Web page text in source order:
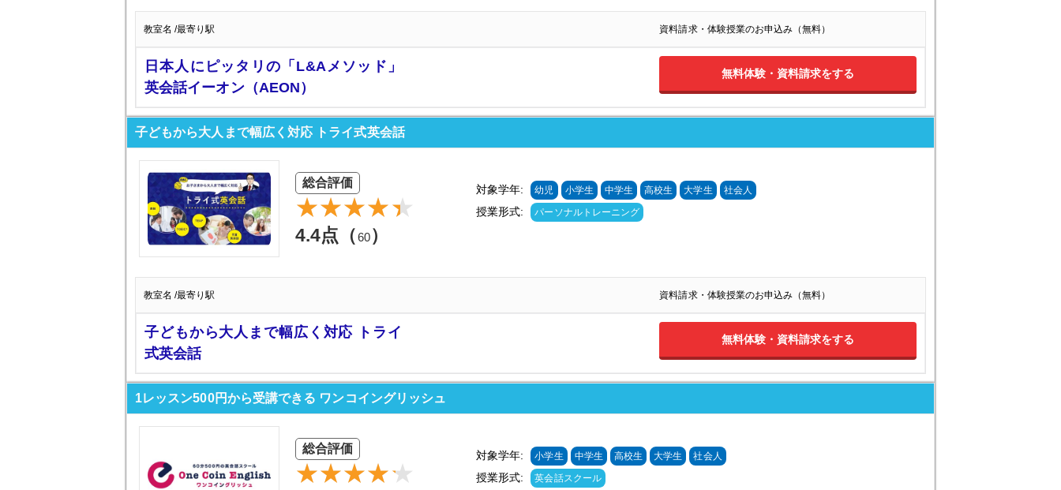
教室名 /最寄り駅 資料請求・体験授業のお申込み（無料）
日本人にピッタリの「L&Aメソッド」
英会話イーオン（AEON）
無料体験・資料請求をする
子どもから大人まで幅広く対応 トライ式英会話
総合評価
4.4点（60）
対象学年: 幼児 小学生 中学生 高校生 大学生 社会人
授業形式: パーソナルトレーニング
教室名 /最寄り駅 資料請求・体験授業のお申込み（無料）
子どもから大人まで幅広く対応 トライ
式英会話
無料体験・資料請求をする
1レッスン500円から受講できる ワンコイングリッシュ
総合評価 対象学年: 小学生 中学生 高校生 大学生 社会人
授業形式: 英会話スクール